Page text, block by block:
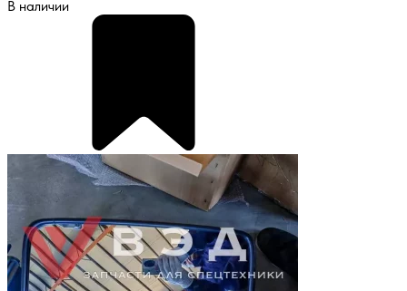
В наличии